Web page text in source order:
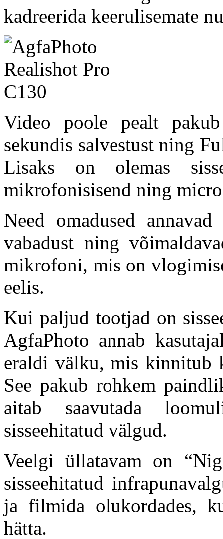
kadreerida keerulisemate
Video poole pealt
sekundis salvestust ning
Lisaks on olemas
mikrofonisisend ning
Need omadused
vabadust ning
mikrofoni, mis on
eelis.
Kui paljud tootjad on
AgfaPhoto annab
eraldi välku, mis kinnitub
See pakub rohkem
aitab saavutada
sisseehitatud välgud.
Veelgi üllatavam on
sisseehitatud
ja filmida olukordades,
hätta.